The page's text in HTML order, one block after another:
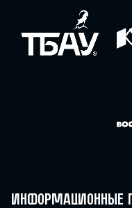
Информационные